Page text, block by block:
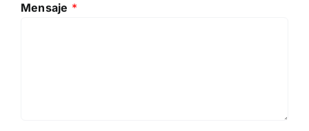
Mensaje *